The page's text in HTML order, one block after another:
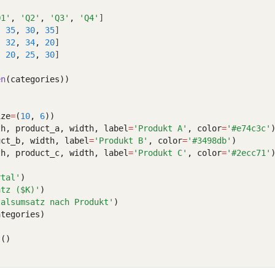
, 'Q2' , 'Q3' , 'Q4' ]
35, 30, 35]
32 , 34, 20]
20, 25, 30]
(categories))
=(10, 6))
product_a, width, label='Produkt A' , color='#e74c3c' )
width, label='Produkt B' , color='#3498db' )
product_c, width, label='Produkt C' , color='#2ecc71' )
)
($K)' )
nach Produkt' )
()